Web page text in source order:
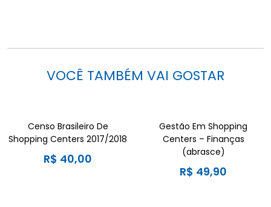
VOCÊ TAMBÉM VAI GOSTAR
Censo Brasileiro De
Shopping Centers 2017/2018
R$ 40,00
Gestão Em Shopping
Centers – Finanças
(abrasce)
R$ 49,90